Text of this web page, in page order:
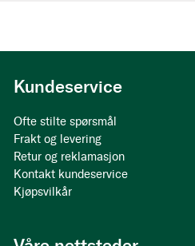
Kundeservice
Ofte stilte spørsmål
Frakt og levering
Retur og reklamasjon
Kontakt kundeservice
Kjøpsvilkår